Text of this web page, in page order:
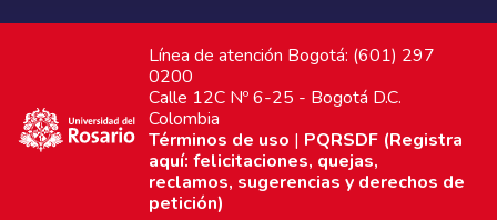
Línea de atención Bogotá: (601) 297
0200
Calle 12C Nº 6-25 - Bogotá D.C.
Colombia
Términos de uso | PQRSDF (Registra
aquí: felicitaciones, quejas,
reclamos, sugerencias y derechos de
petición)